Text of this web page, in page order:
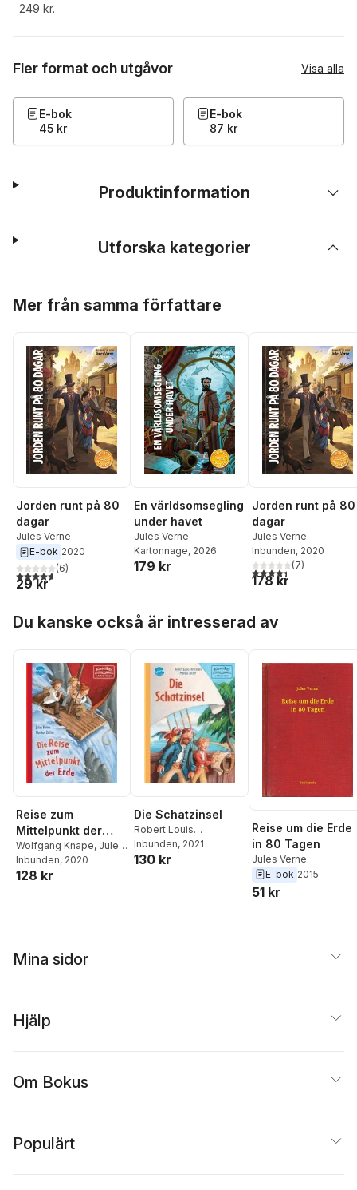
249 kr.
Fler format och utgåvor Visa alla
E-bok
45 kr
E-bok
87 kr
Produktinformation
Utforska kategorier
Mer från samma författare
Jorden runt på 80
dagar
Jules Verne
E-bok 2020
4,7utav 5 stjärnor. Totalt antal röster:
(6)
29 kr
En världsomsegling
under havet
Jules Verne
Kartonnage, 2026
179 kr
Jorden runt på 80
dagar
Jules Verne
Inbunden, 2020
4,4utav 5 stjärnor.
(7)
178 kr
Du kanske också är intresserad av
Reise zum
Mittelpunkt der
Erde
Wolfgang Knape, Jules
Verne
Inbunden, 2020
128 kr
Die Schatzinsel
Robert Louis
Stevenson,Ilse Bintig
Inbunden, 2021
130 kr
Reise um die Erde
in 80 Tagen
Jules Verne
E-bok 2015
51 kr
Mina sidor
Hjälp
Om Bokus
Populärt